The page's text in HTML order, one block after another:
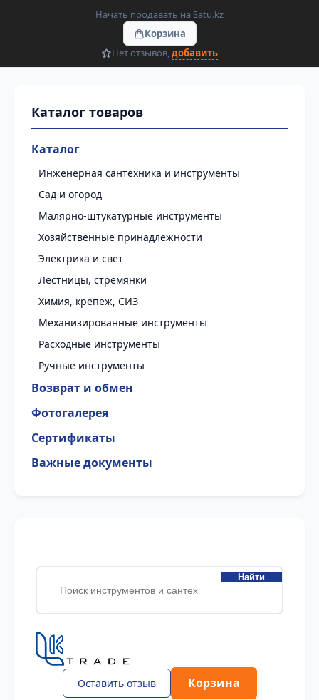
Начать продавать на Satu.kz
Корзина
Нет отзывов,добавить
Каталог
Инженерная сантехника и инструменты
Сад и огород
Малярно-штукатурные инструменты
Хозяйственные принадлежности
Электрика и свет
Лестницы, стремянки
Химия, крепеж, СИЗ
Механизированные инструменты
Расходные инструменты
Ручные инструменты
Возврат и обмен
Фотогалерея
Сертификаты
Важные документы
Найти
Оставить отзыв Корзина